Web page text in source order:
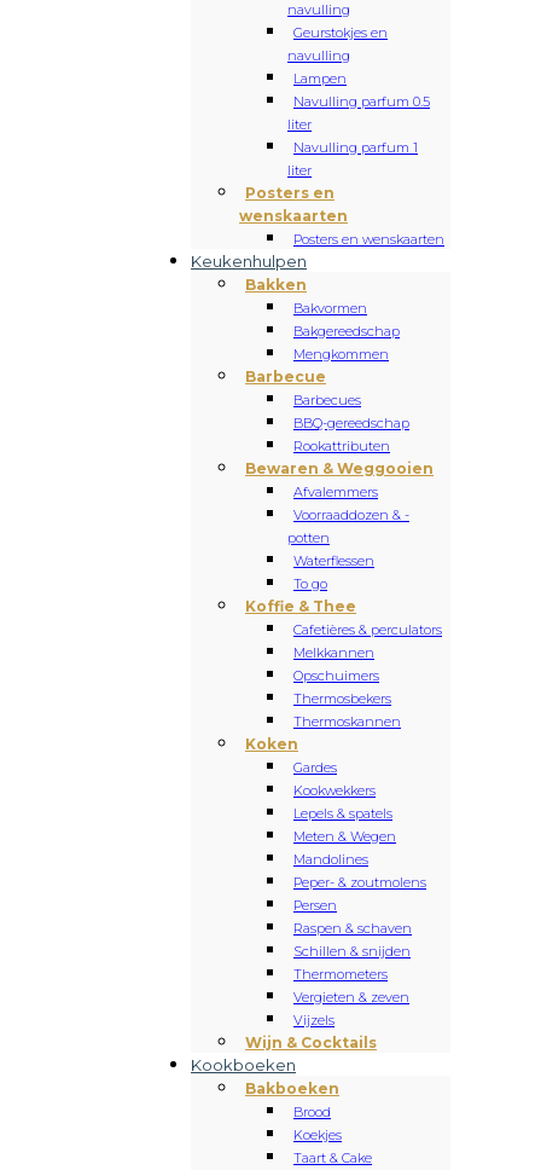
navulling
Geurstokjes en
navulling
Lampen
Navulling parfum 0.5
liter
Navulling parfum 1
liter
Posters en
wenskaarten
Posters en wenskaarten
Keukenhulpen
Bakken
Bakvormen
Bakgereedschap
Mengkommen
Barbecue
Barbecues
BBQ-gereedschap
Rookattributen
Bewaren & Weggooien
Afvalemmers
Voorraaddozen & -
potten
Waterflessen
To go
Koffie & Thee
Cafetières & perculators
Melkkannen
Opschuimers
Thermosbekers
Thermoskannen
Koken
Gardes
Kookwekkers
Lepels & spatels
Meten & Wegen
Mandolines
Peper- & zoutmolens
Persen
Raspen & schaven
Schillen & snijden
Thermometers
Vergieten & zeven
Vijzels
Wijn & Cocktails
Kookboeken
Bakboeken
Brood
Koekjes
Taart & Cake